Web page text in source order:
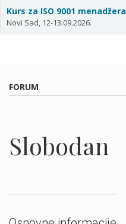
Kurs za ISO 9001 menadžera
Novi Sad, 12-13.09.2026.
FORUM
Slobodan